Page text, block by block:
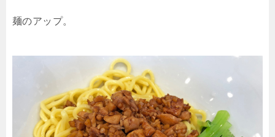
麺のアップ。